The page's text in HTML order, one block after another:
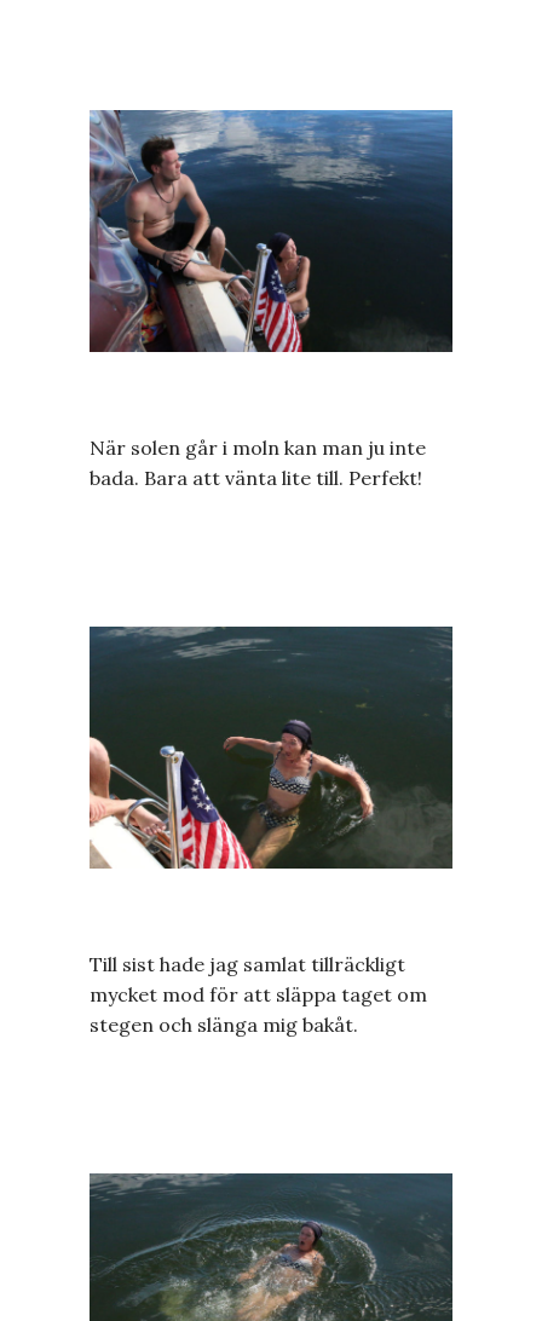
När solen går i moln kan man ju inte
bada. Bara att vänta lite till. Perfekt!
Till sist hade jag samlat tillräckligt
mycket mod för att släppa taget om
stegen och slänga mig bakåt.